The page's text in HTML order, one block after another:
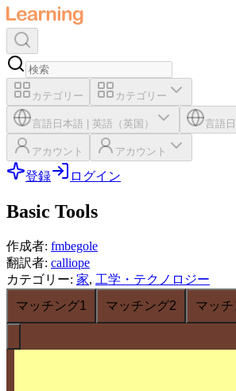
カテゴリー カテゴリー
言語 日本語 英語（英国） 言語
アカウント アカウント
登録 ログイン
Basic Tools
作成者: fmbegole
翻訳者: calliope
カテゴリー: 家, 工学・テクノロジー
マッチング1
マッチング2 マッ